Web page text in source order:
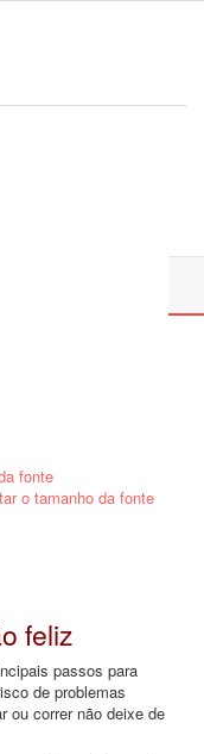
fonte
o tamanho da fonte
feliz
passos para
de problemas
ou correr não deixe de